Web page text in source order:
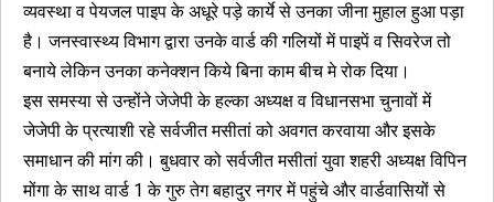
व्यवस्था व पेयजल पाइप के अधूरे पड़े कार्ये से उनका जीना मुहाल हुआ पड़ा
है। जनस्वास्थ्य विभाग द्वारा उनके वार्ड की गलियों में पाइपें व सिवरेज तो
बनाये लेकिन उनका कनेक्शन किये बिना काम बीच मे रोक दिया।
इस समस्या से उन्होंने जेजेपी के हल्का अध्यक्ष व विधानसभा चुनावों में
जेजेपी के प्रत्याशी रहे सर्वजीत मसीतां को अवगत करवाया और इसके
समाधान की मांग की। बुधवार को सर्वजीत मसीतां युवा शहरी अध्यक्ष विपिन
मोंगा के साथ वार्ड 1 के गुरु तेग बहादुर नगर में पहुंचे और वार्डवासियों से